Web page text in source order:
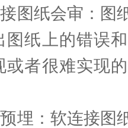
纸会审：图
图纸上的错误
或者很难实现
：软连接图